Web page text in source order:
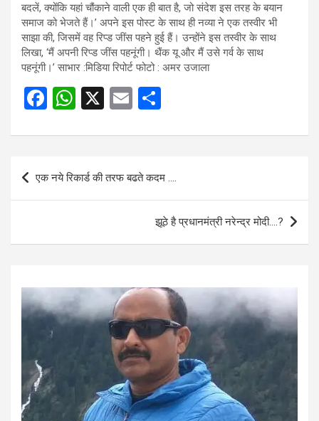
बदलें, क्योंकि यहां चौंकाने वाली एक ही बात है, जो संदेश इस तरह के बयान
समाज को भेजते हैं।’ अपने इस पोस्ट के साथ ही नव्या ने एक तस्वीर भी
साझा की, जिसमें वह रिप्ड जींस पहने हुई हैं। उन्होंने इस तस्वीर के साथ
लिखा, ‘मैं अपनी रिप्ड जींस पहनूंगी। थैंक यू और मैं उसे गर्व के साथ
पहनूंगी।’ साभार :मिडिया रिपोर्ट फोटो : अमर उजाला
F
ce
o
W
at
A
X
E
ail ar
Post
navigation
एक नये रिकार्ड की तरफ बढते कदम ….
झूठे है प्रधानमंत्री नरेन्द्र मोदी….?